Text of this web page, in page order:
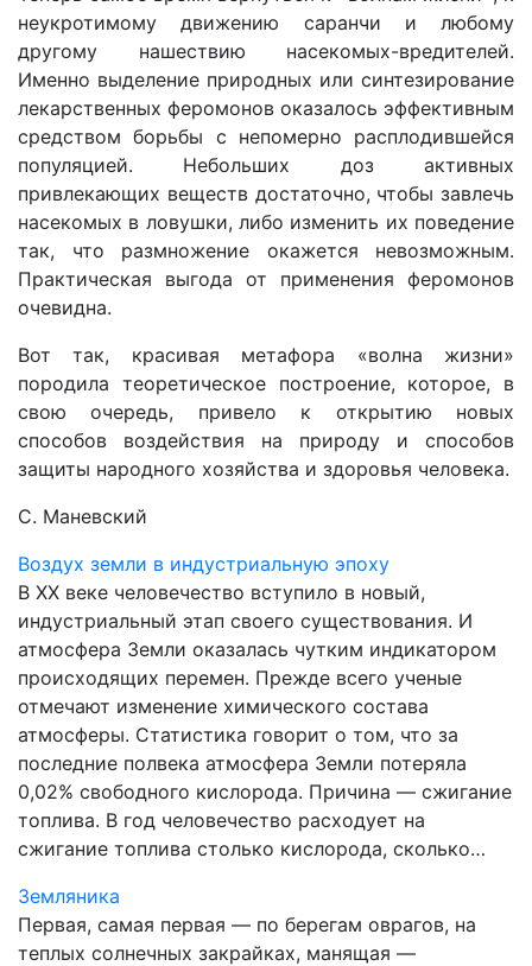
неукротимому движению саранчи и любому
другому нашествию насекомых-вредителей.
Именно выделение природных или синтезирование
лекарственных феромонов оказалось эффективным
средством борьбы с непомерно расплодившейся
популяцией. Небольших доз активных
привлекающих веществ достаточно, чтобы завлечь
насекомых в ловушки, либо изменить их поведение
так, что размножение окажется невозможным.
Практическая выгода от применения феромонов
очевидна.
Вот так, красивая метафора «волна жизни»
породила теоретическое построение, которое, в
свою очередь, привело к открытию новых
способов воздействия на природу и способов
защиты народного хозяйства и здоровья человека.
С. Маневский
Воздух земли в индустриальную эпоху
В XX веке человечество вступило в новый,
индустриальный этап своего существования. И
атмосфера Земли оказалась чутким индикатором
происходящих перемен. Прежде всего ученые
отмечают изменение химического состава
атмосферы. Статистика говорит о том, что за
последние полвека атмосфера Земли потеряла
0,02% свободного кислорода. Причина — сжигание
топлива. В год человечество расходует на
сжигание топлива столько кислорода, сколько…
Земляника
Первая, самая первая — по берегам оврагов, на
теплых солнечных закрайках, манящая —